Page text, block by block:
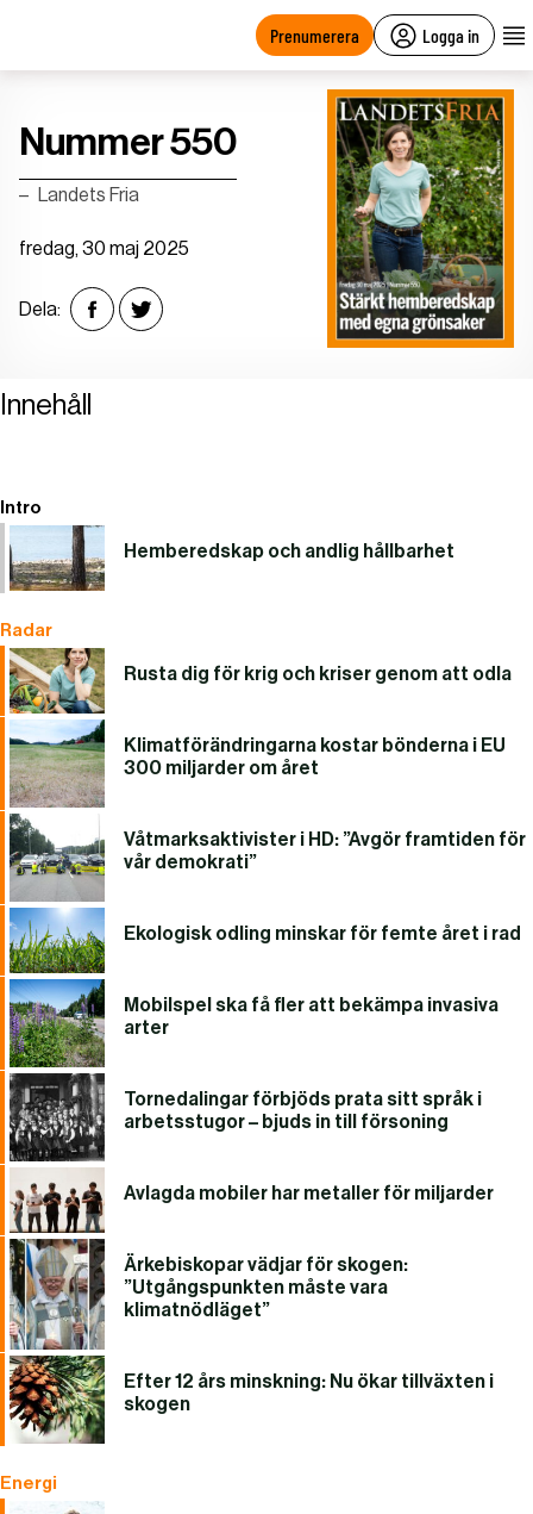
Prenumerera Logga in
Nummer 550
Landets Fria
fredag, 30 maj 2025
Dela:
Innehåll
Intro
Hemberedskap och andlig hållbarhet
Radar
Rusta dig för krig och kriser genom att odla
Klimatförändringarna kostar bönderna i EU
300 miljarder om året
Våtmarksaktivister i HD: ”Avgör framtiden för
vår demokrati”
Ekologisk odling minskar för femte året i rad
Mobilspel ska få fler att bekämpa invasiva
arter
Tornedalingar förbjöds prata sitt språk i
arbetsstugor – bjuds in till försoning
Avlagda mobiler har metaller för miljarder
Ärkebiskopar vädjar för skogen:
”Utgångspunkten måste vara
klimatnödläget”
Efter 12 års minskning: Nu ökar tillväxten i
skogen
Energi